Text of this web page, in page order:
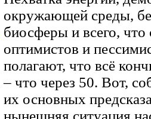
окружающей среды,
биосферы и всего, что
оптимистов и
полагают, что всё
– что через 50. Вот,
их основных
нынешняя ситуация